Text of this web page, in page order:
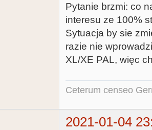
Pytanie brzmi: co
interesu ze 100%
Sytuacja by sie
razie nie
XL/XE PAL, więc
Ceterum censeo
2021-01-04